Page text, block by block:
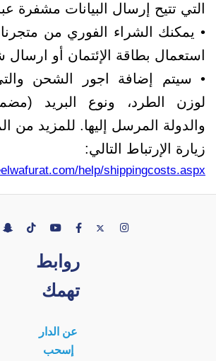
التي تتيح إرسال البيانات مشفرة
• يمكنك الشراء الفوري من متجرنا
استعمال بطاقة الإئتمان أو
• سيتم إضافة اجور الشحن
لوزن الطرد، ونوع البريد
والدولة المرسل إليها. للمزيد من
زيارة الإرتباط التالي:
help/shippingcosts.aspx
روابط
تهمك
عن الدار
إسحب